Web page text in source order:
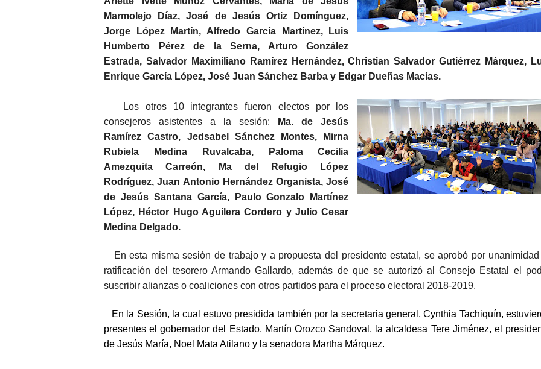
Marmolejo Díaz, José de Jesús Ortiz Domínguez,
Jorge López Martín, Alfredo García Martínez, Luis
Humberto Pérez de la Serna, Arturo González
Estrada, Salvador Maximiliano Ramírez Hernández, Christian Salvador Gutiérrez Márquez,
Enrique García López, José Juan Sánchez Barba y Edgar Dueñas Macías.
Los otros 10 integrantes fueron electos por los
consejeros asistentes a la sesión:
Ma. de Jesús
Ramírez Castro, Jedsabel Sánchez Montes, Mirna
Rubiela Medina Ruvalcaba, Paloma Cecilia
Amezquita Carreón, Ma del Refugio López
Rodríguez, Juan Antonio Hernández Organista, José
de Jesús Santana García, Paulo Gonzalo Martínez
López, Héctor Hugo Aguilera Cordero y Julio Cesar
Medina Delgado.
En esta misma sesión de trabajo y a propuesta del presidente estatal, se aprobó por
ratificación del tesorero Armando Gallardo, además de que se autorizó al Consejo Estatal el
suscribir alianzas o coaliciones con otros partidos para el proceso electoral 2018-2019.
En la Sesión, la cual estuvo presidida también por la secretaria general, Cynthia Tachiquín,
presentes el gobernador del Estado, Martín Orozco Sandoval, la alcaldesa Tere Jiménez, el
de Jesús María, Noel Mata Atilano y la senadora Martha Márquez.